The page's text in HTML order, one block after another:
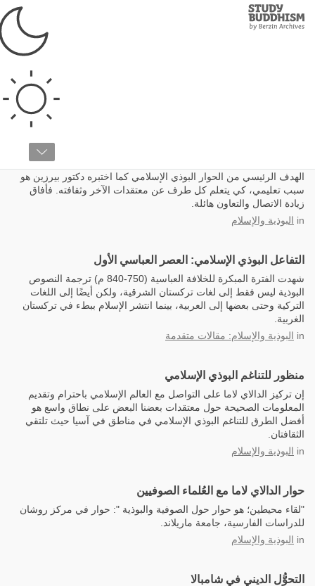
Study
Buddhism
الهدف الرئيسي من الحوار البوذي الإسلامي كما اختبره دكتور بيرزين هو
سبب تعليمي، كي يتعلم كل طرف عن معتقدات الآخر وثقافته. فأفاق
زيادة الاتصال والتعاون هائلة.
in البوذية والإسلام
التفاعل البوذي الإسلامي: العصر العباسي الأول
شهدت الفترة المبكرة للخلافة العباسية (750-840 م) ترجمة النصوص
البوذية ليس فقط إلى لغات تركستان الشرقية، ولكن أيضًا إلى اللغات
التركية وحتى بعضها إلى العربية، بينما انتشر الإسلام ببطء في تركستان
الغربية.
in البوذية والإسلام: مقالات متقدمة
منظور للتناغم البوذي الإسلامي
إن تركيز الدالاي لاما على التواصل مع العالم الإسلامي باحترام وتقديم
المعلومات الصحيحة حول معتقدات بعضنا البعض على نطاق واسع هو
أفضل الطرق للتناغم البوذي الإسلامي في مناطق في آسيا حيث تلتقي
الثقافتان.
in البوذية والإسلام
حوار الدالاي لاما مع العُلماء الصوفيين
"لقاء محيطين؛ هو حوار حول الصوفية والبوذية ": حوار في مركز روشان
للدراسات الفارسية، جامعة ماريلاند.
in البوذية والإسلام
التحوُّل الديني في شامبالا